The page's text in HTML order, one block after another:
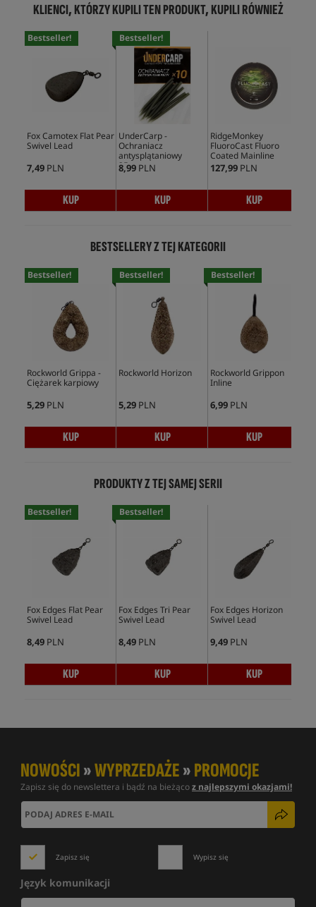
KLIENCI, KTÓRZY KUPILI TEN PRODUKT, KUPILI RÓWNIEŻ
Bestseller!
Fox Camotex Flat Pear
Swivel Lead
7,49 PLN
KUP
Bestseller!
UnderCarp -
Ochraniacz
antysplątaniowy
25mm
8,99 PLN
KUP
RidgeMonkey
FluoroCast Fluoro
Coated Mainline
127,99 PLN
KUP
BESTSELLERY Z TEJ KATEGORII
Bestseller!
Rockworld Grippa -
Ciężarek karpiowy
5,29 PLN
KUP
Bestseller!
Rockworld Horizon
5,29 PLN
KUP
Bestseller!
Rockworld Grippon
Inline
6,99 PLN
KUP
PRODUKTY Z TEJ SAMEJ SERII
Bestseller!
Fox Edges Flat Pear
Swivel Lead
8,49 PLN
KUP
Bestseller!
Fox Edges Tri Pear
Swivel Lead
8,49 PLN
KUP
Fox Edges Horizon
Swivel Lead
9,49 PLN
KUP
NOWOŚCI»WYPRZEDAŻE»PROMOCJE
Zapisz się do newslettera i bądź na bieżącoz najlepszymi okazjami!
Zapisz się Wypisz się
Język komunikacji